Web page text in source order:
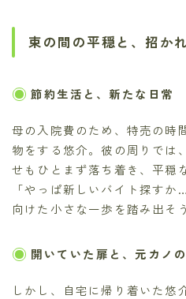
束の間の平穏と、招か
節約生活と、新たな日常
母の入院費のため、特売の時
物をする悠介。彼の周りでは
せもひとまず落ち着き、平穏
「やっぱ新しいバイト探す
向けた小さな一歩を踏み出そ
開いていた扉と、元カノ
しかし、自宅に帰り着いた悠